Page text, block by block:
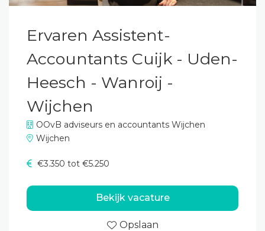
Ervaren Assistent-
Accountants Cuijk - Uden-
Heesch - Wanroij -
Wijchen
OOvB adviseurs en accountants Wijchen
Wijchen
€3.350 tot €5.250
Bekijk vacature
Opslaan